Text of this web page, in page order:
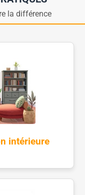
la différence
intérieure